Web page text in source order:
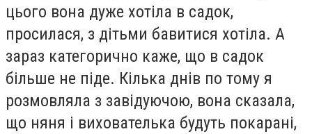
цього вона дуже хотіла в садок,
просилася, з дітьми бавитися хотіла. А
зараз категорично каже, що в садок
більше не піде. Кілька днів по тому я
розмовляла з завідуючою, вона сказала,
що няня і вихователька будуть покарані,